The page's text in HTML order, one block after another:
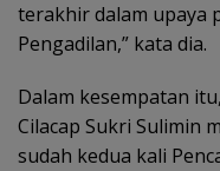
terakhir dalam upaya
Pengadilan,” kata dia.
Dalam kesempatan
Cilacap Sukri Sulimin
sudah kedua kali